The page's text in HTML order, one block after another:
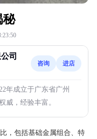
秘
司
咨询 进店
年成立于广东省广州
威，经验丰富。
，包括基础金属组合、特